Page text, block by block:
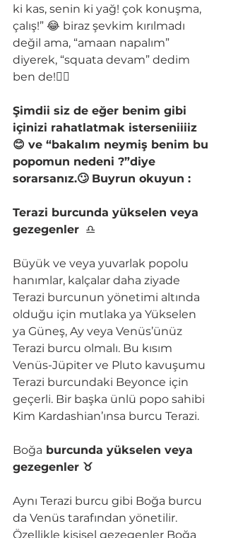
ki kas, senin ki yağ! çok konuşma,
çalış!” 😂 biraz şevkim kırılmadı
değil ama, “amaan napalım”
diyerek, “squata devam” dedim
ben de!🤷‍♀
Şimdii siz de eğer benim gibi
içinizi rahatlatmak isterseniiiiz
😊 ve “bakalım neymiş benim bu
popomun nedeni ?”diye
sorarsanız.🙄 Buyrun okuyun :
Terazi burcunda yükselen veya
gezegenler ♎
Büyük ve veya yuvarlak popolu
hanımlar, kalçalar daha ziyade
Terazi burcunun yönetimi altında
olduğu için mutlaka ya Yükselen
ya Güneş, Ay veya Venüs’ünüz
Terazi burcu olmalı. Bu kısım
Venüs-Jüpiter ve Pluto kavuşumu
Terazi burcundaki Beyonce için
geçerli. Bir başka ünlü popo sahibi
Kim Kardashian’ınsa burcu Terazi.
Boğa burcunda yükselen veya
gezegenler ♉
Aynı Terazi burcu gibi Boğa burcu
da Venüs tarafından yönetilir.
Özellikle kişisel gezegenler Boğa